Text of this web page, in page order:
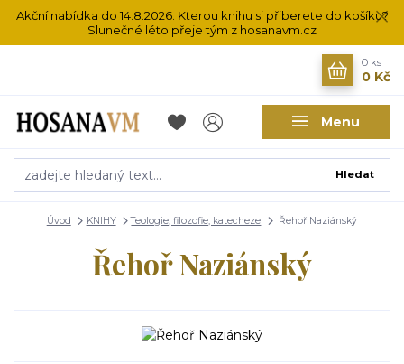
Akční nabídka do 14.8.2026. Kterou knihu si přiberete do košíku?
Slunečné léto přeje tým z hosanavm.cz
Menu
Hledat
0 ks
0 Kč
Úvod KNIHY Teologie, filozofie, katecheze Řehoř Naziánský
Řehoř Naziánský